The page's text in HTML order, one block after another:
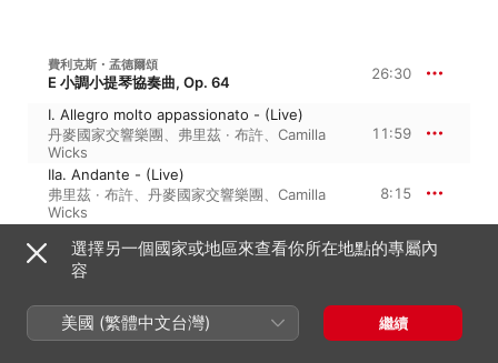
費利克斯・孟德爾頌
E 小調小提琴協奏曲, Op. 64 26:30
I. Allegro molto appassionato - (Live)
丹麥國家交響樂團、 弗里茲 · 布許、 Camilla
Wicks
11:59
IIa. Andante - (Live)
弗里茲 · 布許、 丹麥國家交響樂團、 Camilla
Wicks
8:15
molto vivace (Live)
弗里茲 · 布許
6:15
約翰尼斯・布拉姆斯 43:05
選擇另一個國家或地區來查看你所在地點的專屬內
容
美國 (繁體中文台灣) 繼續